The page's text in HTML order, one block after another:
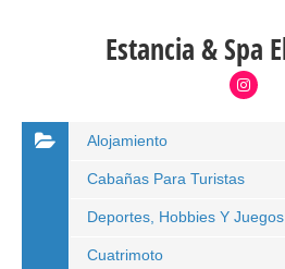
Estancia & Spa
Alojamiento
Cabañas Para Turistas
Deportes, Hobbies Y Juegos
Cuatrimoto